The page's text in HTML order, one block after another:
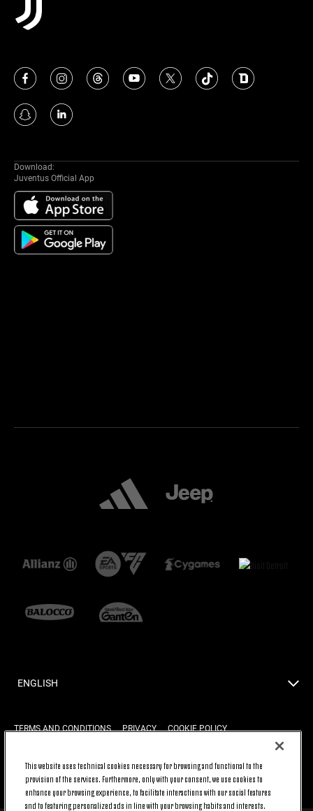
Download:
Juventus Official App
ENGLISH
TERMS AND CONDITIONS PRIVACY COOKIE POLICY
BACK TO TOP
This website uses technical cookies necessary for browsing and functional to the
provision of the services. Furthermore, only with your consent, we use cookies to
enhance your browsing experience, to facilitate interactions with our social features
and to featuring personalized ads in line with your browsing habits and interests.